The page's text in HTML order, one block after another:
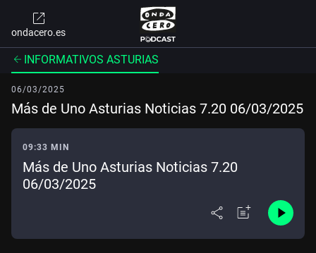
ondacero.es
INFORMATIVOS ASTURIAS
06/03/2025
Más de Uno Asturias Noticias 7.20 06/03/2025
09:33 MIN
Más de Uno Asturias Noticias 7.20
06/03/2025